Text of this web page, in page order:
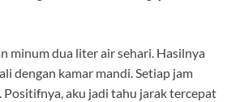
minum dua liter air sehari. Hasilnya
dengan kamar mandi. Setiap jam
Positifnya, aku jadi tahu jarak tercepat